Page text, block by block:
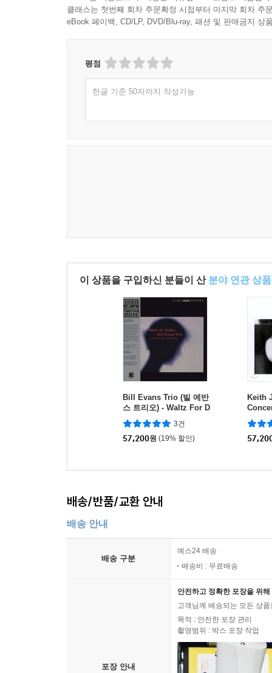
클래스는 첫번째 회차 주문확정 시점부터 마지막 회차 주
eBook 페이백, CD/LP, DVD/Blu-ray, 패션 및 판매금지 상
평점
한글 기준 50자까지 작성가능
이 상품을 구입하신 분들이 산 분야 연관 상품
Bill Evans Trio (빌 에반
스 트리오) - Waltz For D
ebby [LP]
3건
57,200원 (19% 할인)
Keith
콘서
배송/반품/교환 안내
배송 안내
배송 구분
예스24 배송
배송비 : 무료배송
포장 안내
안전하고 정확한 포장을 위
고객님께 배송되는 모든 상
목적 : 안전한 포장 관리
촬영범위 : 박스 포장 작업